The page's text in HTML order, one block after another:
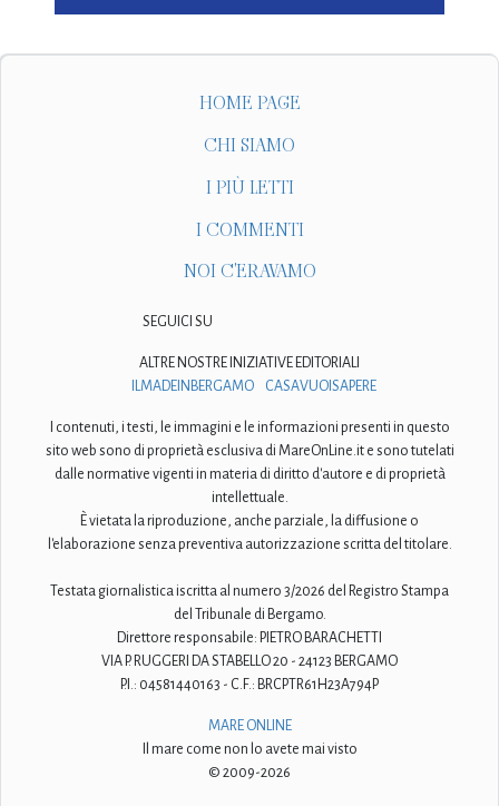
HOME PAGE
CHI SIAMO
I PIÙ LETTI
I COMMENTI
NOI C'ERAVAMO
SEGUICI SU
ALTRE NOSTRE INIZIATIVE EDITORIALI
ILMADEINBERGAMO
CASAVUOISAPERE
I contenuti, i testi, le immagini e le informazioni presenti in questo
sito web sono di proprietà esclusiva di MareOnLine.it e sono tutelati
dalle normative vigenti in materia di diritto d'autore e di proprietà
intellettuale.
È vietata la riproduzione, anche parziale, la diffusione o
l'elaborazione senza preventiva autorizzazione scritta del titolare.
Testata giornalistica iscritta al numero 3/2026 del Registro Stampa
del Tribunale di Bergamo.
Direttore responsabile: PIETRO BARACHETTI
VIA P. RUGGERI DA STABELLO 20 - 24123 BERGAMO
P.I.: 04581440163 - C.F.: BRCPTR61H23A794P
MARE ONLINE
Il mare come non lo avete mai visto
© 2009-2026